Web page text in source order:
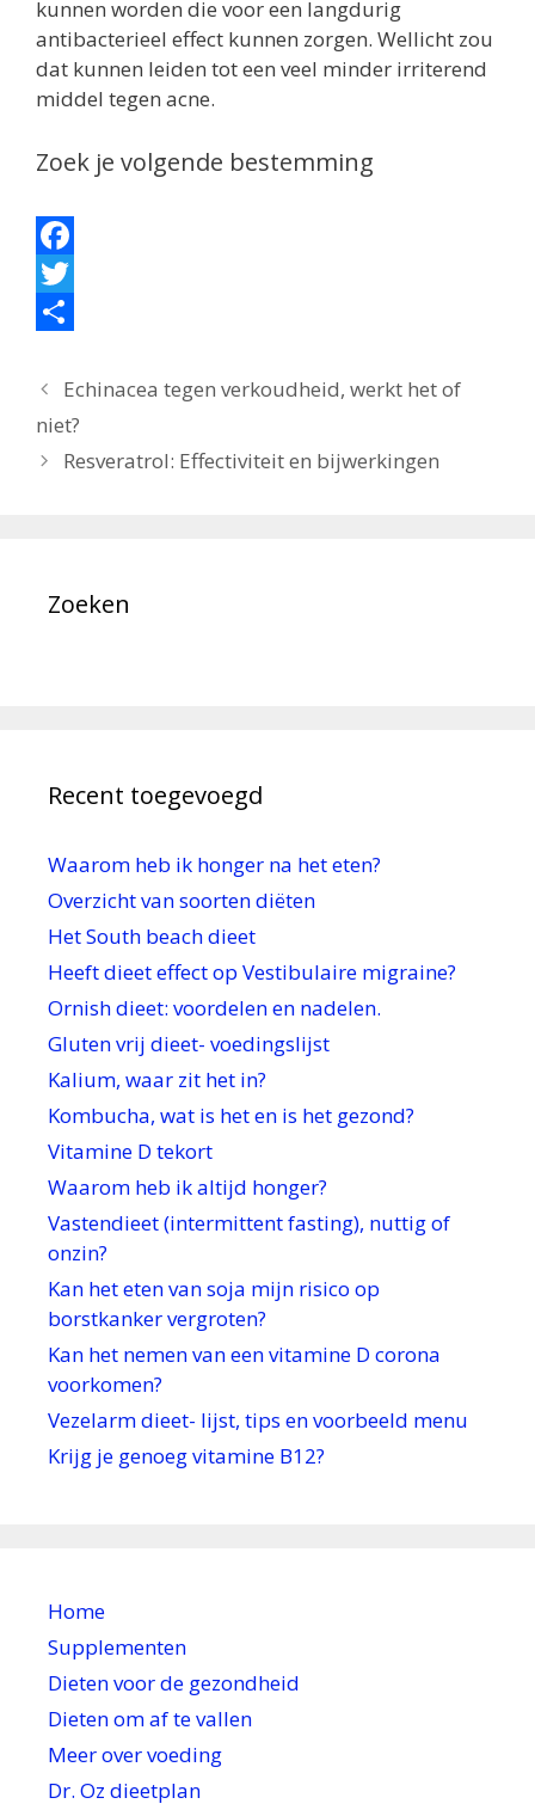
kunnen worden die voor een langdurig
antibacterieel effect kunnen zorgen. Wellicht zou
dat kunnen leiden tot een veel minder irriterend
middel tegen acne.
Zoek je volgende bestemming
F
a
e
b
o
T
i
t
t
e
l
e
Echinacea tegen verkoudheid, werkt het of
niet?
Resveratrol: Effectiviteit en bijwerkingen
Zoeken
Recent toegevoegd
Waarom heb ik honger na het eten?
Overzicht van soorten diëten
Het South beach dieet
Heeft dieet effect op Vestibulaire migraine?
Ornish dieet: voordelen en nadelen.
Gluten vrij dieet- voedingslijst
Kalium, waar zit het in?
Kombucha, wat is het en is het gezond?
Vitamine D tekort
Waarom heb ik altijd honger?
Vastendieet (intermittent fasting), nuttig of
onzin?
Kan het eten van soja mijn risico op
borstkanker vergroten?
Kan het nemen van een vitamine D corona
voorkomen?
Vezelarm dieet- lijst, tips en voorbeeld menu
Krijg je genoeg vitamine B12?
Home
Supplementen
Dieten voor de gezondheid
Dieten om af te vallen
Meer over voeding
Dr. Oz dieetplan